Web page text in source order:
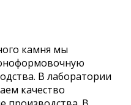
камня мы
В лаборатории
качество